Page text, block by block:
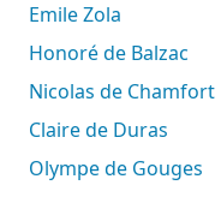
Emile Zola
Honoré de Balzac
Nicolas de Chamfort
Claire de Duras
Olympe de Gouges